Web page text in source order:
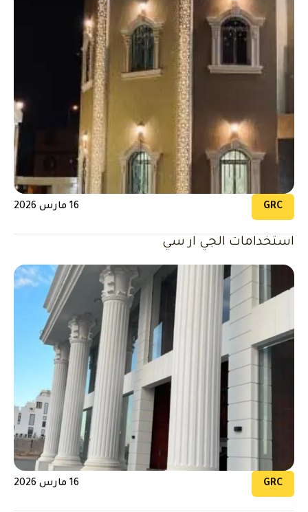
GRC 16 مارس 2026
استخدامات الجي ار سي
GRC 16 مارس 2026